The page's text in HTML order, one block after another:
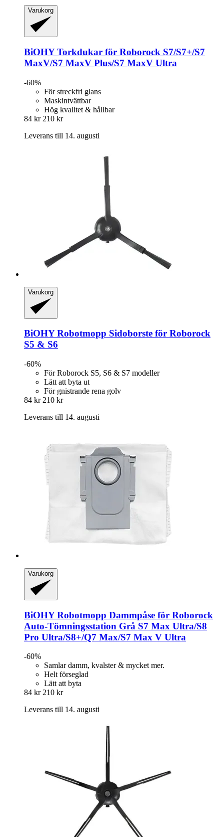
Varukorg
BiOHYTorkdukar för Roborock S7/S7+/S7
MaxV/S7 MaxV Plus/S7 MaxV Ultra
-60%
För streckfri glans
Maskintvättbar
Hög kvalitet & hållbar
84 kr 210 kr
Leverans till 14. augusti
Varukorg
BiOHYRobotmopp Sidoborste för Roborock
S5 & S6
-60%
För Roborock S5, S6 & S7 modeller
Lätt att byta ut
För gnistrande rena golv
84 kr 210 kr
Leverans till 14. augusti
Varukorg
BiOHYRobotmopp Dammpåse för Roborock
Auto-​Tömningsstation Grå S7 Max Ultra/S8
Pro Ultra/S8+/Q7 Max/S7 Max V Ultra
-60%
Samlar damm, kvalster & mycket mer.
Helt förseglad
Lätt att byta
84 kr 210 kr
Leverans till 14. augusti